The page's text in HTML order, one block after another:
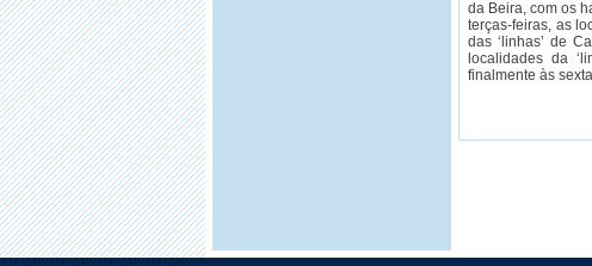
da Beira, com os
terças-feiras, as
das ‘linhas’ de
localidades da
finalmente às